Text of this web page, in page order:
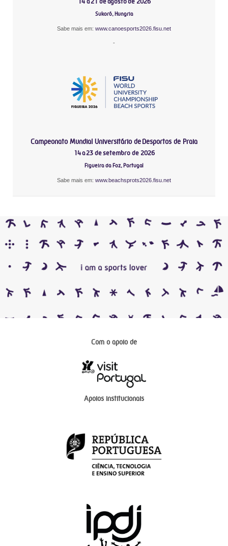
Sukoró, Hungria
Sabe mais em: www.canoesports2026.fisu.net
-
Campeonato Mundial Universitário de Desportos de Praia
14 a 23 de setembro de 2026
Figueira da Foz, Portugal
Sabe mais em: www.beachsprots2026.fisu.net
Com o apoio de
Apoios institucionais